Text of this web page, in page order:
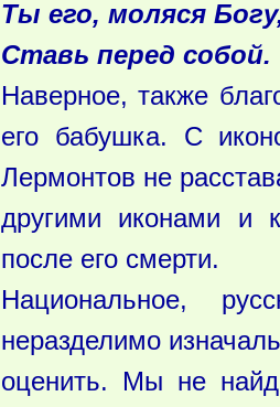
Ты его, моляся
Ставь перед собой.
Наверное, также
его бабушка. С
Лермонтов не
другими иконами и
после его смерти.
Национальное,
неразделимо
оценить. Мы не